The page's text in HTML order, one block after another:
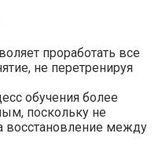
проработать все
не перетренируя
обучения более
поскольку не
восстановление между